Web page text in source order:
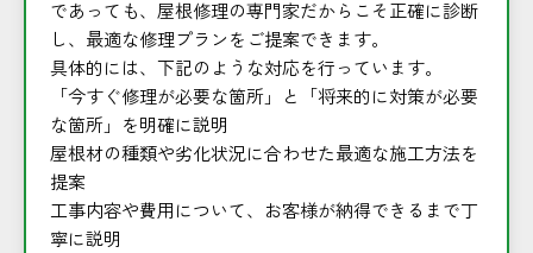
であっても、屋根修理の専門家だからこそ正確に診断
し、最適な修理プランをご提案できます。
具体的には、下記のような対応を行っています。
「今すぐ修理が必要な箇所」と「将来的に対策が必要
な箇所」を明確に説明
屋根材の種類や劣化状況に合わせた最適な施工方法を
提案
工事内容や費用について、お客様が納得できるまで丁
寧に説明